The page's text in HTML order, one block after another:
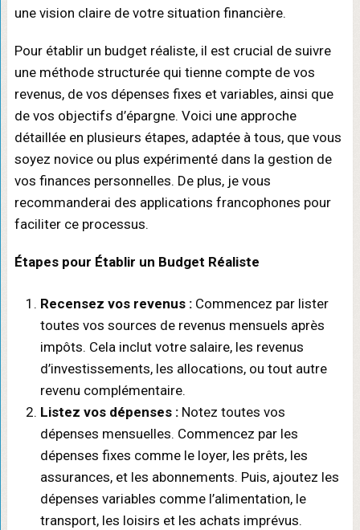
une vision claire de votre situation financière.
Pour établir un budget réaliste, il est crucial de suivre
une méthode structurée qui tienne compte de vos
revenus, de vos dépenses fixes et variables, ainsi que
de vos objectifs d’épargne. Voici une approche
détaillée en plusieurs étapes, adaptée à tous, que vous
soyez novice ou plus expérimenté dans la gestion de
vos finances personnelles. De plus, je vous
recommanderai des applications francophones pour
faciliter ce processus.
Étapes pour Établir un Budget Réaliste
Recensez vos revenus :Commencez par lister
toutes vos sources de revenus mensuels après
impôts. Cela inclut votre salaire, les revenus
d’investissements, les allocations, ou tout autre
revenu complémentaire.
Listez vos dépenses :Notez toutes vos
dépenses mensuelles. Commencez par les
dépenses fixes comme le loyer, les prêts, les
assurances, et les abonnements. Puis, ajoutez les
dépenses variables comme l’alimentation, le
transport, les loisirs et les achats imprévus.